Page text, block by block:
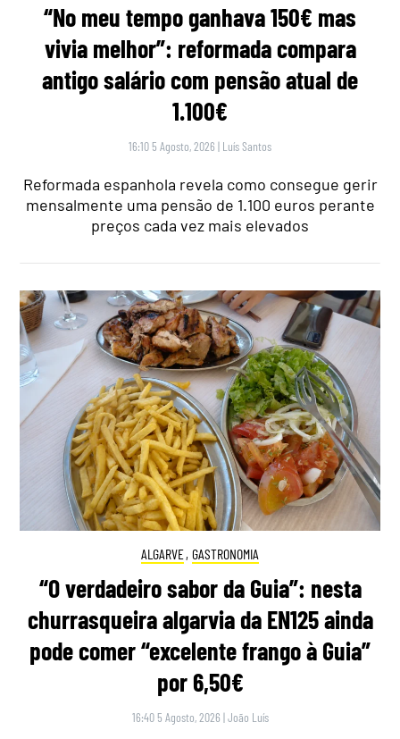
“No meu tempo ganhava 150€ mas
vivia melhor”: reformada compara
antigo salário com pensão atual de
1.100€
16:10 5 Agosto, 2026 | Luís Santos
Reformada espanhola revela como consegue gerir
mensalmente uma pensão de 1.100 euros perante
preços cada vez mais elevados
ALGARVE, GASTRONOMIA
“O verdadeiro sabor da Guia”: nesta
churrasqueira algarvia da EN125 ainda
pode comer “excelente frango à Guia”
por 6,50€
16:40 5 Agosto, 2026 |João Luís